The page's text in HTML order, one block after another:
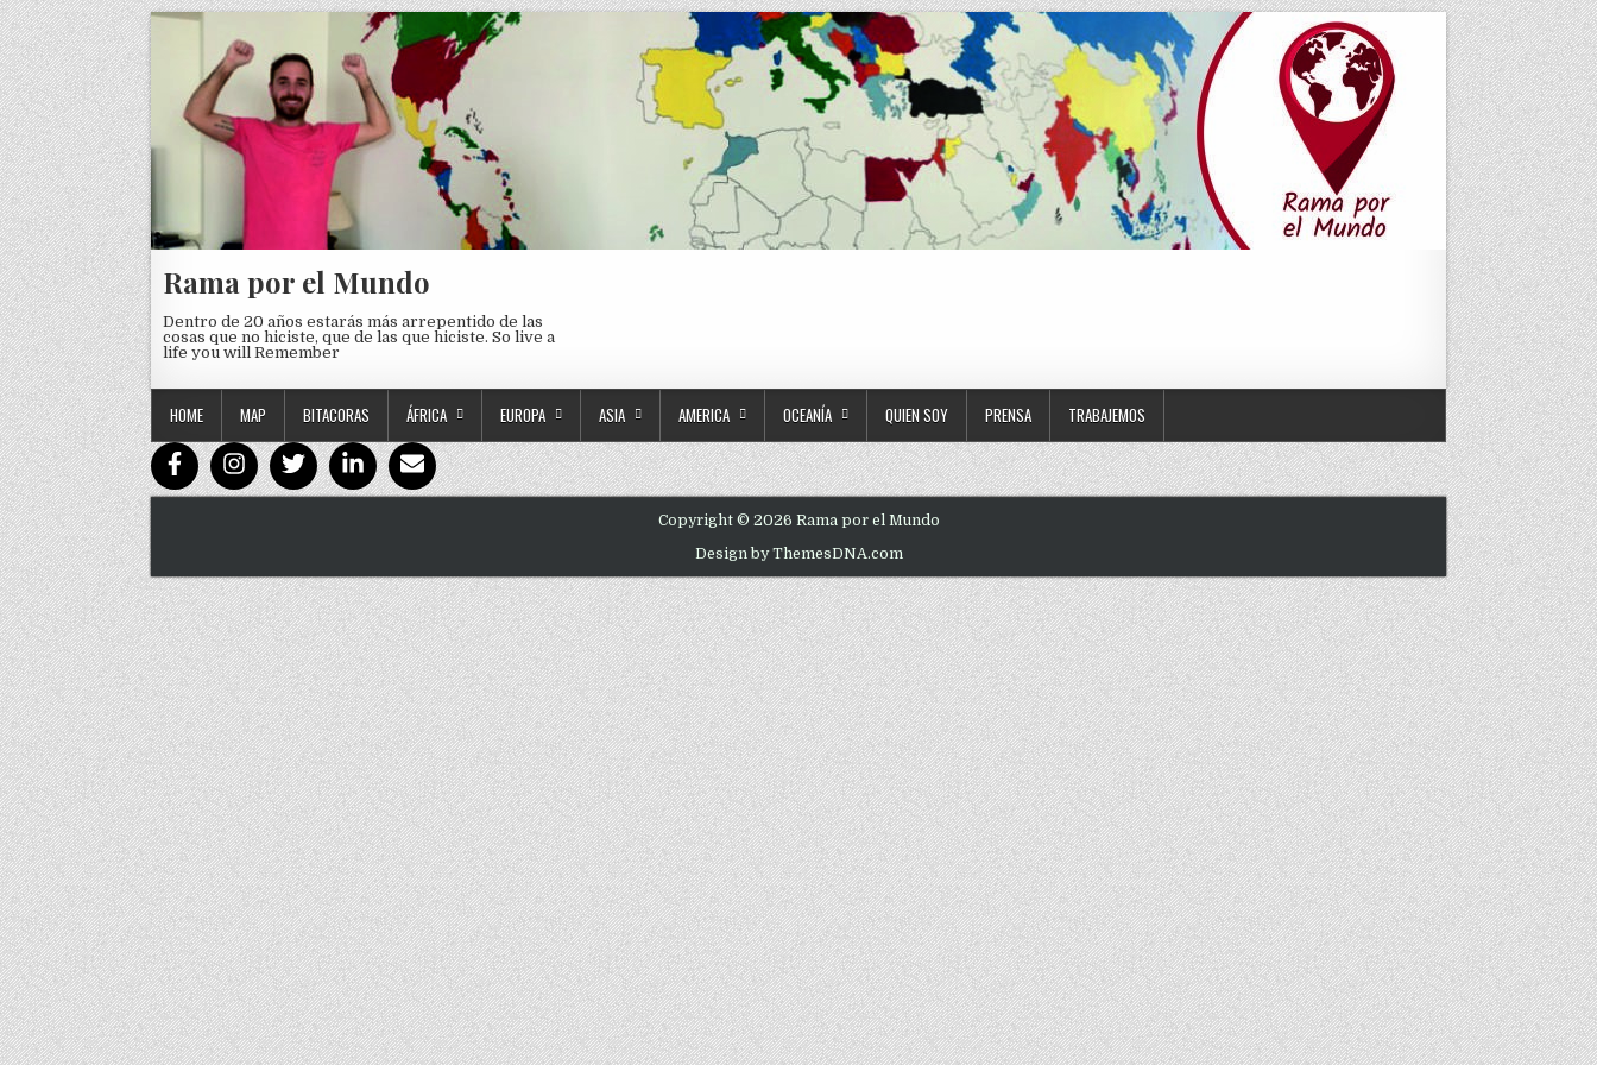
Skip to content
Rama por el Mundo
Dentro de 20 años estarás más arrepentido de las
cosas que no hiciste, que de las que hiciste. So live a
life you will Remember
HOME MAP BITACORAS ÁFRICA EUROPA ASIA AMERICA OCEANÍA QUIEN SOY PRENSA TRABAJEMOS
Copyright © 2026 Rama por el Mundo
Design by ThemesDNA.com